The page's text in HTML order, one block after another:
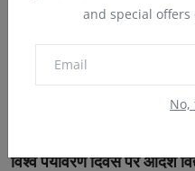
and special
No,
विश्व पर्यावरण दिवस पर आदर्श